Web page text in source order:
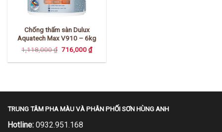
Chống thấm sàn Dulux
Aquatech Max V910 – 6kg
1,118,000₫ Giá
là:
716,000₫Giá
hiện
tại
TRUNG TÂM PHA MÀU VÀ PHÂN PHỐI SƠN HÙNG ANH
Hotline: 0932.951.168